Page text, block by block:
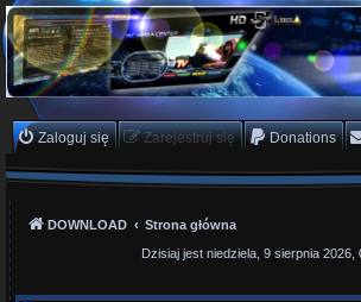
PKTeam - Polish Koders
Team
Hyperion, Enigma, E2, PKT, listy kanałów, oscam
Zaloguj się Zarejestruj się Donations
DOWNLOAD
Strona główna
Dzisiaj jest niedziela, 9 sierpnia 2026,